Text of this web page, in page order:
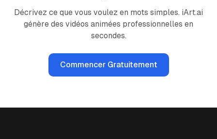
Décrivez ce que vous voulez en mots simples. iArt.ai
génère des vidéos animées professionnelles en
secondes.
Commencer Gratuitement